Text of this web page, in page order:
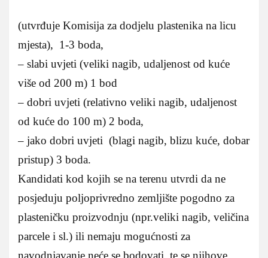
(utvrđuje Komisija za dodjelu plastenika na licu
mjesta), 1-3 boda,
– slabi uvjeti (veliki nagib, udaljenost od kuće
više od 200 m) 1 bod
– dobri uvjeti (relativno veliki nagib, udaljenost
od kuće do 100 m) 2 boda,
– jako dobri uvjeti (blagi nagib, blizu kuće, dobar
pristup) 3 boda.
Kandidati kod kojih se na terenu utvrdi da ne
posjeduju poljoprivredno zemljište pogodno za
plasteničku proizvodnju (npr.veliki nagib, veličina
parcele i sl.) ili nemaju mogućnosti za
navodnjavanje neće se bodovati, te se njihove